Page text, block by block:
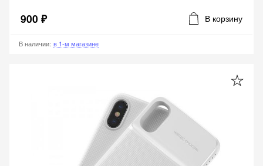
900 ₽ В корзину
В наличии: в 1-м магазине